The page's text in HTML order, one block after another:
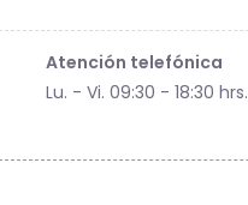
Atención telefónica
Lu. - Vi. 09:30 - 18:30 hrs.